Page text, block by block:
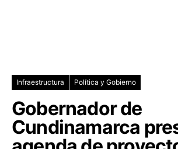
Infraestructura Política y Gobierno
Gobernador de
Cundinamarca